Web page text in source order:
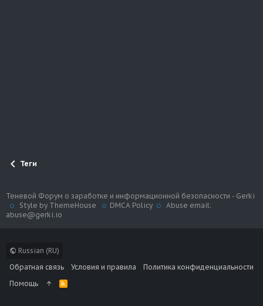
Теги
Russian (RU)
Обратная связь
Условия и правила
Политика конфиденциальности
Помощь
R
S
Теневой Форум о заработке и информационной безопасности - Gerki
Style by ThemeHouse
DMCA Policy
Abuse email:
abuse@gerki.io